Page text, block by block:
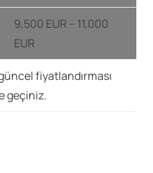
9,500 EUR – 11,000
EUR
fiyatlandırması
geçiniz.